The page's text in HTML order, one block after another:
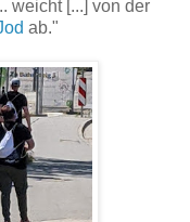
weicht [...] von der
ab."